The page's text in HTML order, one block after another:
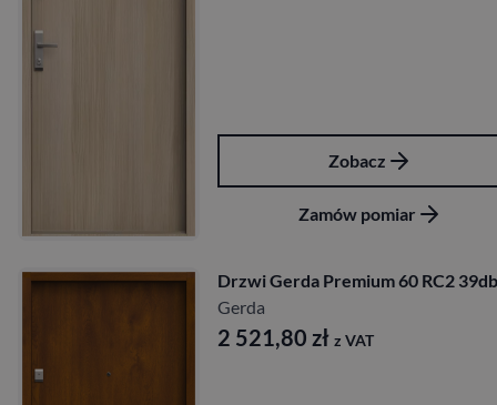
Zobacz
Zamów pomiar
Drzwi Gerda Premium 60 RC2 39db
Gerda
2 521,80 zł z VAT